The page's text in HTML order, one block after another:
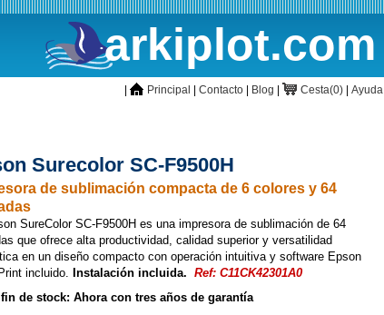
arkiplot.com
inicioPrincipal Contacto Blog CestaCesta(0) Ayuda
Surecolor SC-F9500H
de sublimación compacta de 6 colores y 64
SureColor SC-F9500H es una impresora de sublimación de 64
que ofrece alta productividad, calidad superior y versatilidad
en un diseño compacto con operación intuitiva y software Epson
incluido. Instalación incluida. Ref: C11CK42301A0
fin de stock: Ahora con tres años de garantía